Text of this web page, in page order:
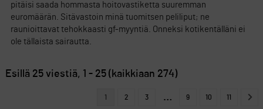
pitäisi saada hommasta hoitovastiketta suuremman
euromäärän. Sitävastoin minä tuomitsen peliliput; ne
raunioittavat tehokkaasti gf-myyntiä. Onneksi kotikentälläni ei
ole tällaista sairautta.
Esillä 25 viestiä, 1 - 25 (kaikkiaan 274)
1 2 3 … 9 10 11